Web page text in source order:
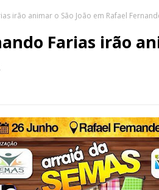
irão animar o São João em Rafael
Farias irão